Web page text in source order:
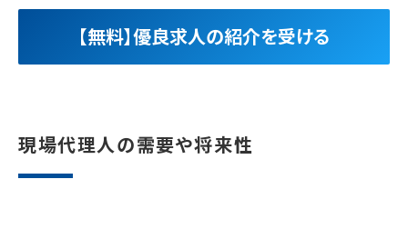
【無料】優良求人の紹介を受ける
現場代理人の需要や将来性